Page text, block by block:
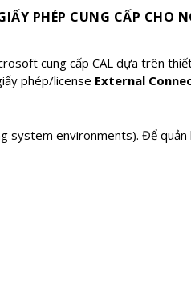
PHÉP CUNG CẤP CHO
cung cấp CAL dựa trên
phép/license External
system environments). Để quản